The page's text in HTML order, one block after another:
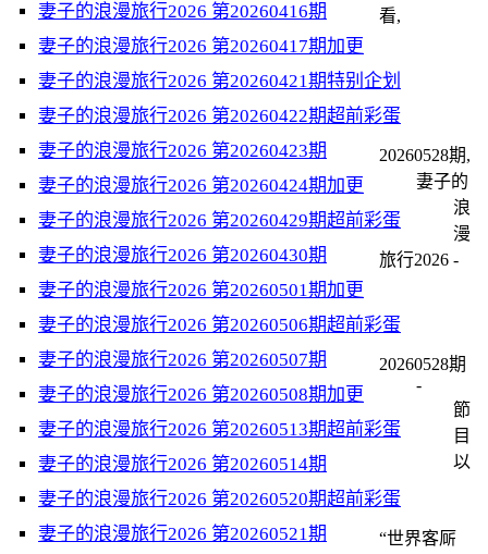
妻子的浪漫旅行2026 第20260416期
妻子的浪漫旅行2026 第20260417期加更
妻子的浪漫旅行2026 第20260421期特别企划
妻子的浪漫旅行2026 第20260422期超前彩蛋
妻子的浪漫旅行2026 第20260423期
妻子的浪漫旅行2026 第20260424期加更
妻子的浪漫旅行2026 第20260429期超前彩蛋
妻子的浪漫旅行2026 第20260430期
妻子的浪漫旅行2026 第20260501期加更
妻子的浪漫旅行2026 第20260506期超前彩蛋
妻子的浪漫旅行2026 第20260507期
妻子的浪漫旅行2026 第20260508期加更
妻子的浪漫旅行2026 第20260513期超前彩蛋
妻子的浪漫旅行2026 第20260514期
妻子的浪漫旅行2026 第20260520期超前彩蛋
妻子的浪漫旅行2026 第20260521期
看,
20260528期,
妻子的
浪
漫
旅行2026 -
20260528期
-
節
目
以
“世界客厛